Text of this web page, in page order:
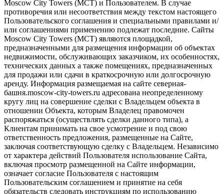
Moscow City Towers (МСТ) и Пользователем. В случае
противоречия или несоответствия между текстом настоящего
Пользовательского соглашения и специальными правилами и/
или соглашениями применению подлежат последние. Сайты
Moscow City Towers (МСТ) являются площадкой,
предназначенными для размещения информации об объектах
недвижимости, обслуживающих заказчиком, их особенностях,
технических данных а также помещениях, предназначенных
для продажи или сдачи в краткосрочную или долгосрочную
аренду. Информация размещаемая на сайте северная-
башня.moscow-city-towers.ru адресована неопределенному
кругу лиц на совершение сделки с Владельцем объекта в
отношении Объекта, которым Владелец правомочен
распоряжаться (осуществлять сделки данного типа), а
Клиентам принимать на свое усмотрение и под свою
ответственность предложения, размещенные на Сайте,
заключая соответствующую сделку с Владельцем. Независимо
от характера действий Пользователя использование Сайта,
включая просмотр размещенной на Сайте информации,
означает согласие Пользователя с настоящим
Пользовательским соглашением и принятие на себя
обязательств следовать инструкциям по использованию